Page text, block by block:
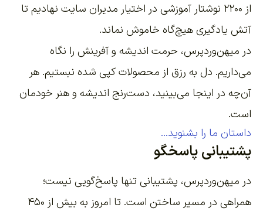
از ۲۲۰۰
نوشتار آموزشی در اختیار مدیران سایت نهادیم تا
آتش یادگیری هیچ‌گاه خاموش نماند.
در میهن‌وردپرس، حرمت اندیشه و آفرینش را نگاه
می‌داریم. دل به رزق از محصولات کپی شده نبستیم. هر
آن‌چه در اینجا می‌بینید، دست‌رنج اندیشه و هنر خودمان
است.
داستان ما را بشنوید...
پشتیبانی پاسخگو
در میهن‌وردپرس، پشتیبانی تنها پاسخ‌گویی نیست؛
همراهی در مسیر ساختن است. تا امروز به بیش از ۴۵۰